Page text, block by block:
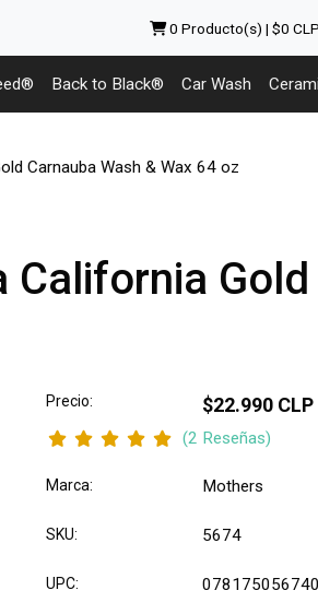
0 Producto(s) | $0 CLP
Back to Black® Car Wash
Carnauba Wash & Wax 64 oz
Precio: $22.990 CLP
(2 Reseñas)
Marca: Mothers
SKU: 5674
UPC: 078175056740